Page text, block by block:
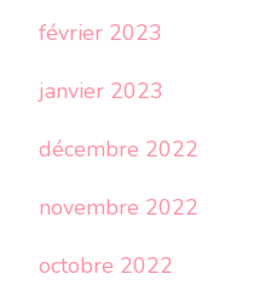
février 2023
janvier 2023
décembre 2022
novembre 2022
octobre 2022